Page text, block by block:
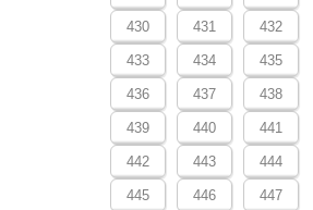
430 431 432
433 434 435
436 437 438
439 440 441
442 443 444
445 446 447